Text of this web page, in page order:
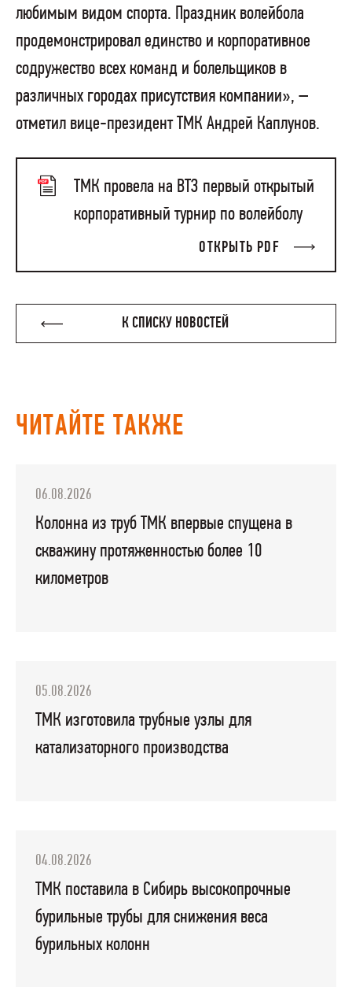
любимым видом спорта. Праздник волейбола
продемонстрировал единство и корпоративное
содружество всех команд и болельщиков в
различных городах присутствия компании», –
отметил вице-президент ТМК Андрей Каплунов.
ТМК провела на ВТЗ первый открытый
корпоративный турнир по волейболу
ОТКРЫТЬ PDF
К СПИСКУ НОВОСТЕЙ
ЧИТАЙТЕ ТАКЖЕ
06.08.2026
Колонна из труб ТМК впервые спущена в
скважину протяженностью более 10
километров
05.08.2026
ТМК изготовила трубные узлы для
катализаторного производства
04.08.2026
ТМК поставила в Сибирь высокопрочные
бурильные трубы для снижения веса
бурильных колонн